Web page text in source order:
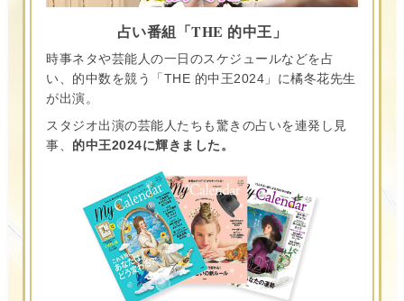
占い番組「THE 的中王」
時事ネタや芸能人の一日のスケジュールなどを占
い、的中数を競う「THE 的中王2024」に橘冬花先生
が出演。
スタジオ出演の芸能人たちも驚きの占いを連発し見
事、 的中王2024に輝きました。